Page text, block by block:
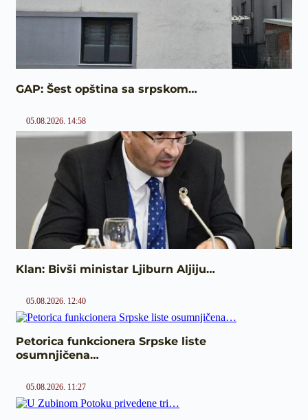
GAP: Šest opština sa srpskom…
05.08.2026. 14:58
Klan: Bivši ministar Ljiburn Aljiju…
05.08.2026. 12:40
Petorica funkcionera Srpske liste
osumnjičena…
05.08.2026. 11:27